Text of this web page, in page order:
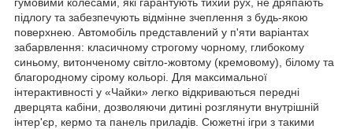
підлогу та забезпечують відмінне зчеплення з будь-якою
поверхнею. Автомобіль представлений у п'яти варіантах
забарвлення: класичному строгому чорному, глибокому
синьому, витонченому світло-жовтому (кремовому), білому та
благородному сірому кольорі. Для максимальної
інтерактивності у «Чайки» легко відкриваються передні
дверцята кабіни, дозволяючи дитині розглянути внутрішній
інтер'єр, кермо та панель приладів. Сюжетні ігри з такими